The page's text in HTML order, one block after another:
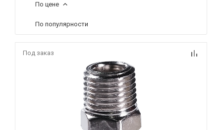
По цене
По популярности
Под заказ